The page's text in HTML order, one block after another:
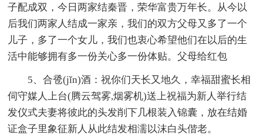
子配成双，今日两家结秦晋，荣华富贵万年长。从今以
后我们两家人结成一家亲，我们的双方父母又多了一个
儿子，多了一个女儿，我们也衷心希望他们在以后的生
活中能够拥有多一份关心多一份体贴。父母给红包
5、合卺(jǐn)酒：祝你们天长又地久，幸福甜蜜长相
伺守媒人上台(腾云驾雾,烟雾机)送上祝福为新人举行结
发仪式夫妻将彼此的头发削下几根装入锦囊，放在结婚
证盒子里象征新人从此结发相濡以沫白头偕老。